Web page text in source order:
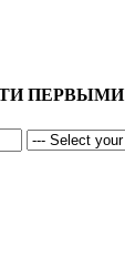
ПЕРВЫМИ